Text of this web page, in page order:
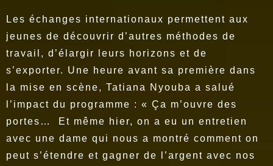
Les échanges internationaux permettent aux
jeunes de découvrir d’autres méthodes de
travail, d’élargir leurs horizons et de
s’exporter. Une heure avant sa première dans
la mise en scène, Tatiana Nyouba a salué
l’impact du programme : « Ça m’ouvre des
portes… Et même hier, on a eu un entretien
avec une dame qui nous a montré comment on
peut s’étendre et gagner de l’argent avec nos